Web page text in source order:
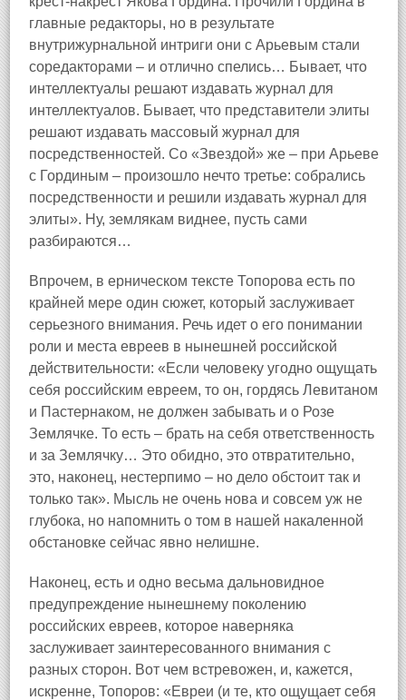
главные редакторы, но в результате
внутрижурнальной интриги они с Арьевым стали
соредакторами – и отлично спелись… Бывает, что
интеллектуалы решают издавать журнал для
интеллектуалов. Бывает, что представители элиты
решают издавать массовый журнал для
посредственностей. Со «Звездой» же – при Арьеве
с Гординым – произошло нечто третье: собрались
посредственности и решили издавать журнал для
элиты». Ну, землякам виднее, пусть сами
разбираются…
Впрочем, в ерническом тексте Топорова есть по
крайней мере один сюжет, который заслуживает
серьезного внимания. Речь идет о его понимании
роли и места евреев в нынешней российской
действительности: «Если человеку угодно ощущать
себя российским евреем, то он, гордясь Левитаном
и Пастернаком, не должен забывать и о Розе
Землячке. То есть – брать на себя ответственность
и за Землячку… Это обидно, это отвратительно,
это, наконец, нестерпимо – но дело обстоит так и
только так». Мысль не очень нова и совсем уж не
глубока, но напомнить о том в нашей накаленной
обстановке сейчас явно нелишне.
Наконец, есть и одно весьма дальновидное
предупреждение нынешнему поколению
российских евреев, которое наверняка
заслуживает заинтересованного внимания с
разных сторон. Вот чем встревожен, и, кажется,
искренне, Топоров: «Евреи (и те, кто ощущает себя